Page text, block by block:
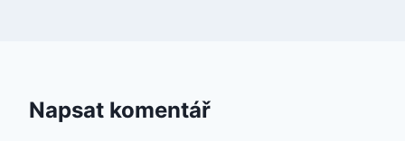
Napsat komentář